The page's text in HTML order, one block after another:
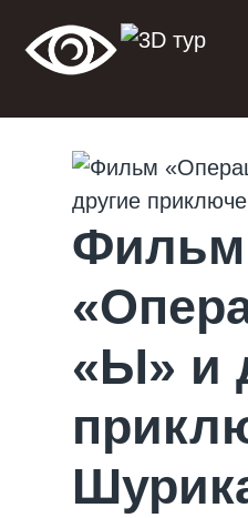
Фильм
«Ы» и